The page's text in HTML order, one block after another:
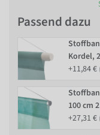
Passend dazu
Kordel,
+11,84 €
100 cm
+27,31 €